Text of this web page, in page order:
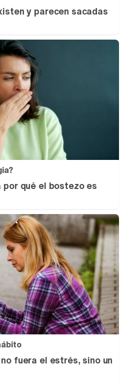
y parecen sacadas
qué el bostezo es
fuera el estrés, sino un